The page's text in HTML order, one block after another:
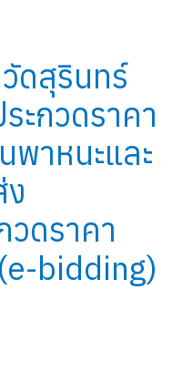
ดสุรินทร์
ะกวดราคา
าหนะและ
วดราคา
bidding)
ทร์ เรื่อง ประกวดราคาซื้อวัสดุก
กาศจังหวัดสุรินทร์ เรื่อง ประกา